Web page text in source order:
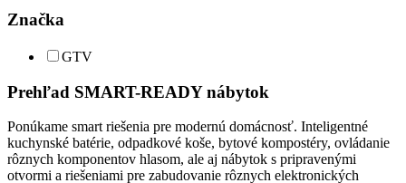
Značka
GTV
Prehľad SMART-READY nábytok
Ponúkame smart riešenia pre modernú domácnosť. Inteligentné
kuchynské batérie, odpadkové koše, bytové kompostéry, ovládanie
rôznych komponentov hlasom, ale aj nábytok s pripravenými
otvormi a riešeniami pre zabudovanie rôznych elektronických